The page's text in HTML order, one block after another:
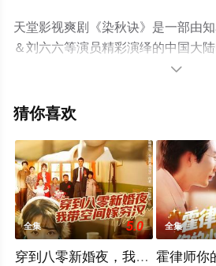
天堂影视爽剧《染秋诀》是一部由
＆刘六六等演员精彩演绎的中国大
看高清未删减完整版电视剧全集就
解。

猜你喜欢
全集 5.0
穿到八零新婚夜，我带空间嫁穷汉
全集
霍律师你